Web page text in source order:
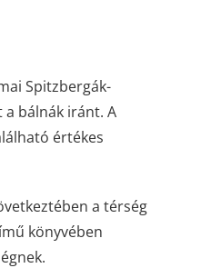
Spitzbergák-
bálnák iránt. A
értékes
a térség
könyvében